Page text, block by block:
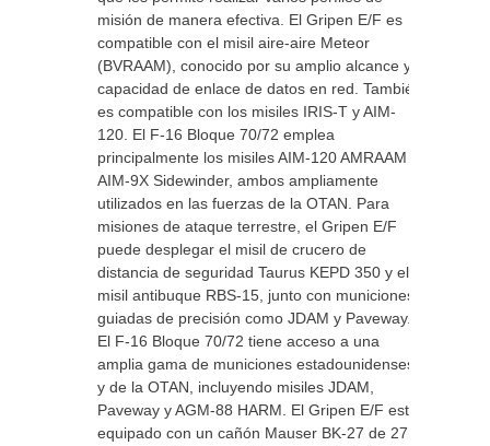
misión de manera efectiva. El Gripen E/F es
compatible con el misil aire-aire Meteor
(BVRAAM), conocido por su amplio alcance y
capacidad de enlace de datos en red. También
es compatible con los misiles IRIS-T y AIM-
120. El F-16 Bloque 70/72 emplea
principalmente los misiles AIM-120 AMRAAM y
AIM-9X Sidewinder, ambos ampliamente
utilizados en las fuerzas de la OTAN. Para
misiones de ataque terrestre, el Gripen E/F
puede desplegar el misil de crucero de
distancia de seguridad Taurus KEPD 350 y el
misil antibuque RBS-15, junto con municiones
guiadas de precisión como JDAM y Paveway.
El F-16 Bloque 70/72 tiene acceso a una
amplia gama de municiones estadounidenses
y de la OTAN, incluyendo misiles JDAM,
Paveway y AGM-88 HARM. El Gripen E/F está
equipado con un cañón Mauser BK-27 de 27